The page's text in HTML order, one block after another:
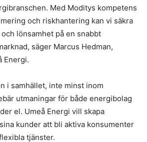
Med Moditys kompetens
och riskhantering kan vi säkra
lönsamhet på en snabbt
säger Marcus Hedman,
Energi.
i samhället, inte minst inom
utmaningar för både energibolag
el. Umeå Energi vill skapa
kunder att bli aktiva konsumenter
tjänster.